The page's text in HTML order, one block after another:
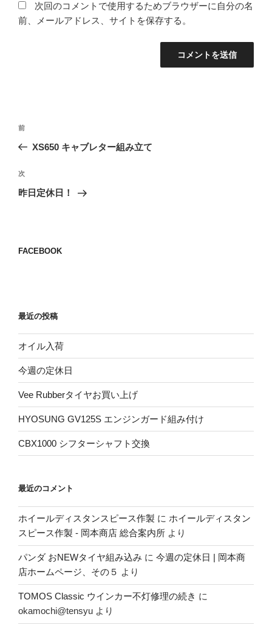
次回のコメントで使用するためブラウザーに自分の名
前、メールアドレス、サイトを保存する。
投
ビ
ゲ
ン
前
の
稿
前
XS650 キャブレター組み立て
次
の
次
昨日定休日！
FACEBOOK
最近の投稿
オイル入荷
今週の定休日
Vee Rubberタイヤお買い上げ
HYOSUNG GV125S エンジンガード組み付け
CBX1000 シフターシャフト交換
最近のコメント
ホイールディスタンスピース作製 に ホイールディスタン
スピース作製 - 岡本商店 総合案内所 より
パンダ おNEWタイヤ組み込み に 今週の定休日 | 岡本商
店ホームページ、その５ より
TOMOS Classic ウインカー不灯修理の続き に
okamochi@tensyu より